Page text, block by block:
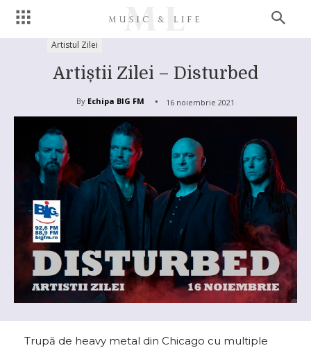
Artistul Zilei
Artiștii Zilei – Disturbed
By Echipa BIG FM 16 noiembrie 2021
Trupă de heavy metal din Chicago cu multiple